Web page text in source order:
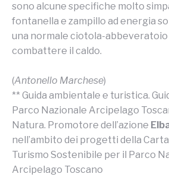
sono alcune specifiche molto
fontanella e zampillo ad energia
una normale ciotola-abbeveratoio
combattere il caldo.
(Antonello Marchese)
** Guida ambientale e turistica.
Parco Nazionale Arcipelago
Natura. Promotore dell’azione
nell’ambito dei progetti della
Turismo Sostenibile per il Parco
Arcipelago Toscano